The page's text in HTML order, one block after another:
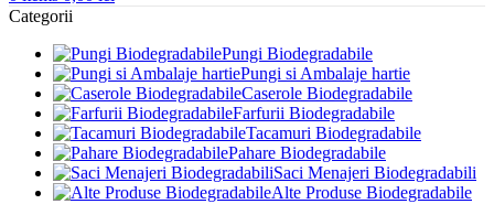
Categorii
Pungi Biodegradabile
Pungi si Ambalaje hartie
Caserole Biodegradabile
Farfurii Biodegradabile
Tacamuri Biodegradabile
Pahare Biodegradabile
Saci Menajeri Biodegradabili
Alte Produse Biodegradabile